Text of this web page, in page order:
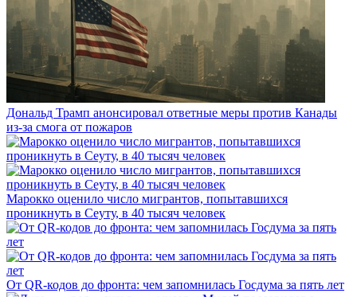
Дональд Трамп анонсировал ответные меры против Канады
из-за смога от пожаров
Марокко оценило число мигрантов, попытавшихся
проникнуть в Сеуту, в 40 тысяч человек
От QR-кодов до фронта: чем запомнилась Госдума за пять лет